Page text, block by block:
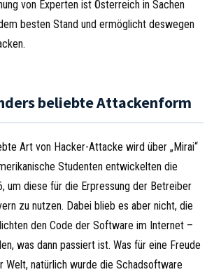
von Experten ist Österreich in Sachen
besten Stand und ermöglicht deswegen
beliebte Attackenform
Art von Hacker-Attacke wird über „Mirai“
Studenten entwickelten die
um diese für die Erpressung der Betreiber
zu nutzen. Dabei blieb es aber nicht, die
den Code der Software im Internet –
was dann passiert ist. Was für eine Freude
Welt, natürlich wurde die Schadsoftware